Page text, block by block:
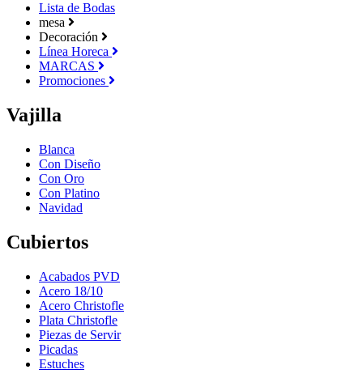
Lista de Bodas
mesa
Decoración
Línea Horeca
MARCAS
Promociones
Vajilla
Blanca
Con Diseño
Con Oro
Con Platino
Navidad
Cubiertos
Acabados PVD
Acero 18/10
Acero Christofle
Plata Christofle
Piezas de Servir
Picadas
Estuches